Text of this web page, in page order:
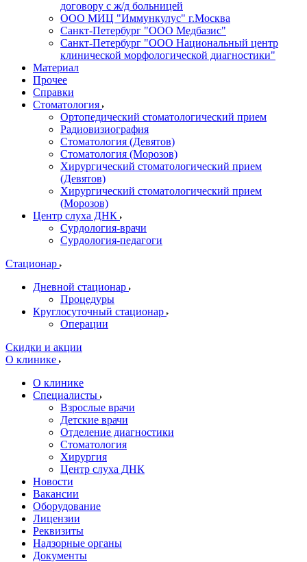
договору с ж/д больницей
ООО МИЦ "Иммункулус" г.Москва
Санкт-Петербург "ООО Медбазис"
Санкт-Петербург "ООО Национальный центр
клинической морфологической диагностики"
Материал
Прочее
Справки
Стоматология
Ортопедический стоматологический прием
Радиовизиография
Стоматология (Девятов)
Стоматология (Морозов)
Хирургический стоматологический прием
(Девятов)
Хирургический стоматологический прием
(Морозов)
Центр слуха ДНК
Сурдология-врачи
Сурдология-педагоги
Стационар
Дневной стационар
Процедуры
Круглосуточный стационар
Операции
Скидки и акции
О клинике
О клинике
Специалисты
Взрослые врачи
Детские врачи
Отделение диагностики
Стоматология
Хирургия
Центр слуха ДНК
Новости
Вакансии
Оборудование
Лицензии
Реквизиты
Надзорные органы
Документы